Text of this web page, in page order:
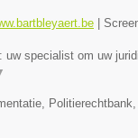
|
uw specialist om uw
Politierechtbank,